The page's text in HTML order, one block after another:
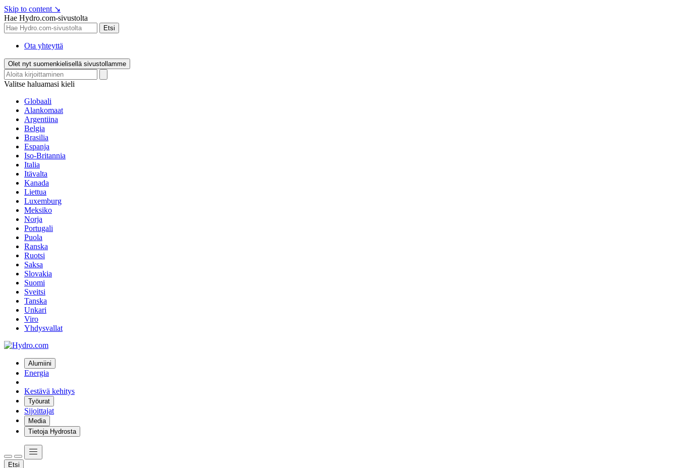
Skip to content ↘
Hae Hydro.com-sivustolta
Etsi
Ota yhteyttä
Olet nyt suomenkielisellä sivustollamme
Valitse haluamasi kieli
Globaali
Alankomaat
Argentiina
Belgia
Brasilia
Espanja
Iso-Britannia
Italia
Itävalta
Kanada
Liettua
Luxemburg
Meksiko
Norja
Portugali
Puola
Ranska
Ruotsi
Saksa
Slovakia
Suomi
Sveitsi
Tanska
Unkari
Viro
Yhdysvallat
Alumiini
Energia
Kestävä kehitys
Työurat
Sijoittajat
Media
Tietoja Hydrosta
Etsi